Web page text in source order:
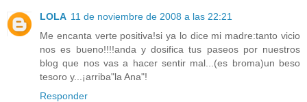
LOLA 11 de noviembre de 2008 a las 22:21
Me encanta verte positiva!si ya lo dice mi madre:tanto vicio
nos es bueno!!!!anda y dosifica tus paseos por nuestros
blog que nos vas a hacer sentir mal...(es broma)un beso
tesoro y...¡arriba"la Ana"!
Responder